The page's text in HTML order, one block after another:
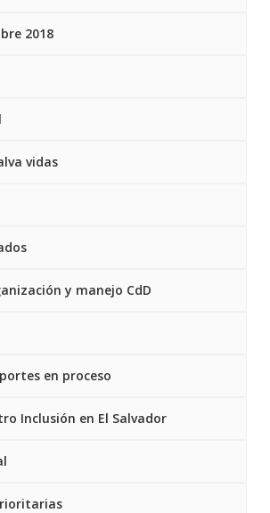
2018
vidas
y manejo CdD
en proceso
Inclusión en El Salvador